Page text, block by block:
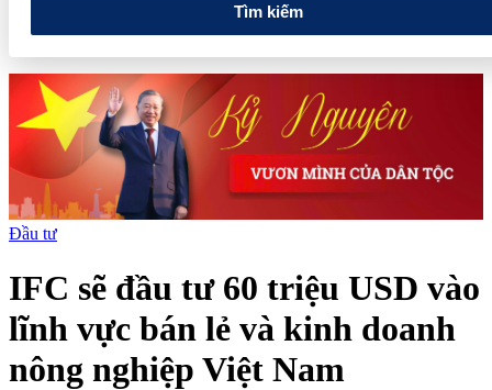
Tìm kiếm
Đầu tư
IFC sẽ đầu tư 60 triệu USD vào
lĩnh vực bán lẻ và kinh doanh
nông nghiệp Việt Nam